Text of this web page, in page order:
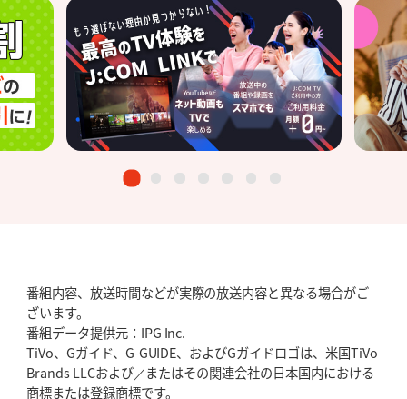
番組内容、放送時間などが実際の放送内容と異なる場合がご
ざいます。
番組データ提供元：IPG Inc.
TiVo、Gガイド、G-GUIDE、およびGガイドロゴは、米国TiVo
Brands LLCおよび／またはその関連会社の日本国内における
商標または登録商標です。